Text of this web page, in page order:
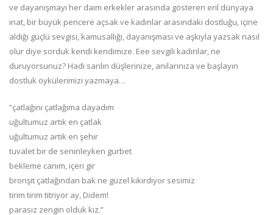
ve dayanışmayı her daim erkekler arasında gösteren eril dünyaya
inat, bir büyük pencere açsak ve kadınlar arasındaki dostluğu, içine
aldığı güçlü sevgisi, kamusallığı, dayanışması ve aşkıyla yazsak nasıl
olur diye sorduk kendi kendimize. Eee sevgili kadınlar, ne
duruyorsunuz? Hadi sarılın düşlerinize, anılarınıza ve başlayın
dostluk öykülerimizi yazmaya…
“çatlağını çatlağıma dayadım
uğultumuz artık en çatlak
uğultumuz artık en şehir
tuvalet bir de seninleyken gurbet
bekleme canım, içeri gir
bronşit çatlağından bak ne güzel kıkırdıyor sesimiz
tirim tirim titriyor ay, Didem!
parasız zengin olduk kız.”